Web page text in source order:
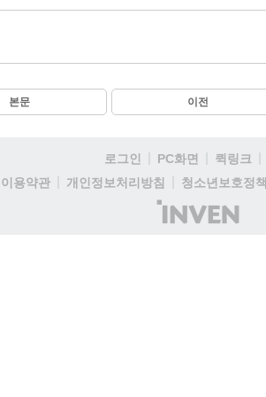
본문 이전
로그인 PC화면 퀵링크
이용약관
개인정보처리방침 청소년보호정책
(주)
인